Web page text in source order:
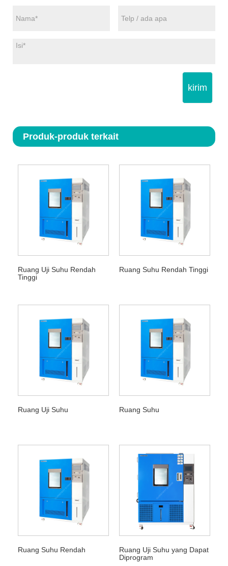
kirim
Produk-produk terkait
Ruang Uji Suhu Rendah
Tinggi
Ruang Suhu Rendah Tinggi
Ruang Uji Suhu Ruang Suhu
Ruang Suhu Rendah
Ruang Uji Suhu yang Dapat
Diprogram